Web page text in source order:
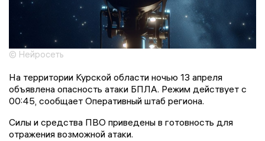
© Нейросеть
На территории Курской области ночью 13 апреля
объявлена опасность атаки БПЛА. Режим действует с
00:45, сообщает Оперативный штаб региона.
Силы и средства ПВО приведены в готовность для
отражения возможной атаки.